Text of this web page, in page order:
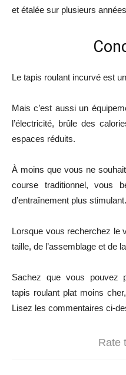
et étalée sur plusieurs
Le tapis roulant incurvé est
Mais c’est aussi un
l’électricité, brûle des
espaces réduits.
À moins que vous ne
course traditionnel, vous
d’entraînement plus stimulant.
Lorsque vous recherchez le
taille, de l’assemblage et de
Sachez que vous pouvez
tapis roulant plat moins
Lisez les commentaires ci-
Rate